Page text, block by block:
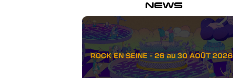
NEWS
ROCK EN SEINE - 26 au 30 AOÛT 2026